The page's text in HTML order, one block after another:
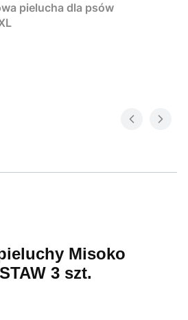
pielucha dla psów
Misoko
3 szt.